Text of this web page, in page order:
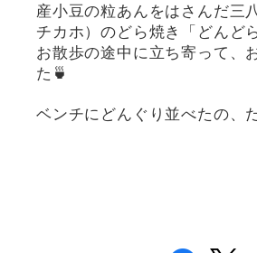
産小豆の粒あんをはさんだ三
チカホ）のどら焼き「どんど
お散歩の途中に立ち寄って、
た🍵
ベンチにどんぐり並べたの、